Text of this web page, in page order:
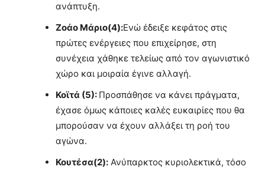
ανάπτυξη.
Ζοάο Μάριο(4):Ενώ έδειξε κεφάτος στις
πρώτες ενέργειες που επιχείρησε, στη
συνέχεια χάθηκε τελείως από τον αγωνιστικό
χώρο και μοιραία έγινε αλλαγή.
Κοϊτά (5): Προσπάθησε να κάνει πράγματα,
έχασε όμως κάποιες καλές ευκαιρίες που θα
μπορούσαν να έχουν αλλάξει τη ροή του
αγώνα.
Κουτέσα(2):Ανύπαρκτος κυριολεκτικά, τόσο